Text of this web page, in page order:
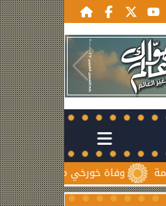
ميسي والد نجم الأرجنتين